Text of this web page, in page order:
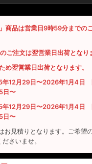
商品は営業日9時59分までの
ご注文は翌営業日出荷となり
め翌営業日出荷となります。
年12月29日〜2026年1月4日
日〜
年12月29日〜2026年1月4日
日〜
お見積りとなります。ご希望
ださいませ。